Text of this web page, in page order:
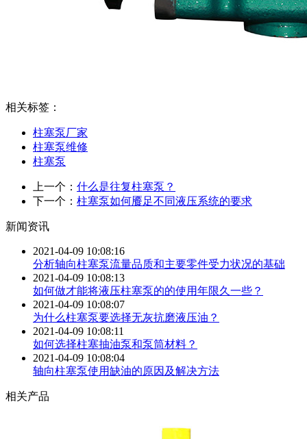
相关标签：
柱塞泵厂家
柱塞泵维修
柱塞泵
上一个： 什么是往复柱塞泵？
下一个： 柱塞泵如何餍足不同液压系统的要求
新闻资讯
2021-04-09 10:08:16
分析轴向柱塞泵流量品质和主要零件受力状况的基础
2021-04-09 10:08:13
如何做才能将液压柱塞泵的的使用年限久一些？
2021-04-09 10:08:07
为什么柱塞泵要选择无灰抗磨液压油？
2021-04-09 10:08:11
如何选择柱塞抽油泵和泵筒材料？
2021-04-09 10:08:04
轴向柱塞泵使用缺油的原因及解决方法
相关产品